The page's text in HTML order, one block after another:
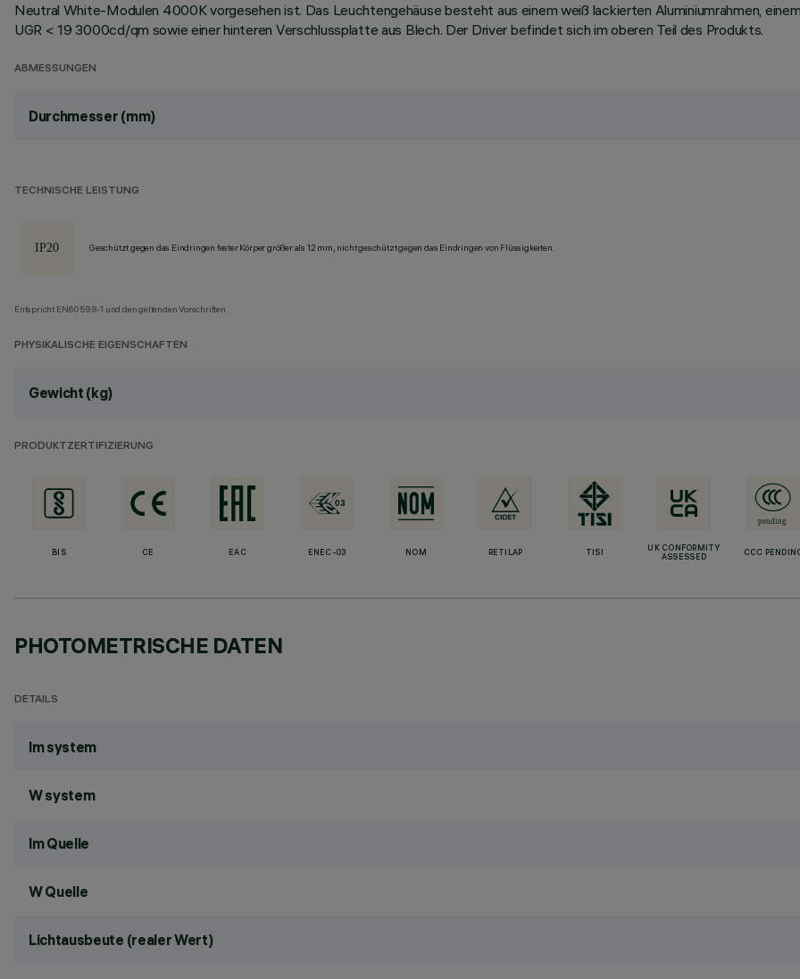
Neutral White-Modulen 4000K vorgesehen ist. Das Leuchtengehäuse besteht aus einem weiß lackierten Aluminiumrahmen,
UGR < 19 3000cd/qm sowie einer hinteren Verschlussplatte aus Blech. Der Driver befindet sich im oberen Teil des Produkts.
ABMESSUNGEN
Durchmesser (mm)
TECHNISCHE LEISTUNG
Geschützt gegen das Eindringen fester Körper größer als 12 mm, nicht geschützt gegen das Eindringen von Flüssigkeiten.
Entspricht EN60598-1 und den geltenden Vorschriften.
PHYSIKALISCHE EIGENSCHAFTEN
Gewicht (kg)
PRODUKTZERTIFIZIERUNG
BIS CE EAC ENEC-03 NOM RETILAP TISI
UK CONFORMITY
ASSESSED
CCC
PHOTOMETRISCHE DATEN
DETAILS
lm system
W system
lm Quelle
W Quelle
Lichtausbeute (realer Wert)